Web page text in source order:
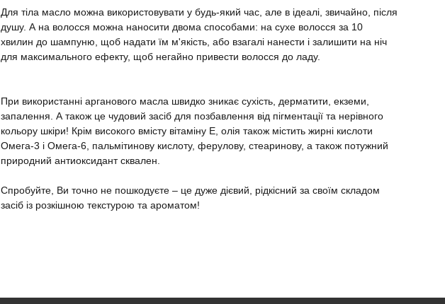
Для тіла масло можна використовувати у будь-який час, але в ідеалі, звичайно, після
душу. А на волосся можна наносити двома способами: на сухе волосся за 10
хвилин до шампуню, щоб надати їм м'якість, або взагалі нанести і залишити на ніч
для максимального ефекту, щоб негайно привести волосся до ладу.
При використанні арганового масла швидко зникає сухість, дерматити, екземи,
запалення. А також це чудовий засіб для позбавлення від пігментації та нерівного
кольору шкіри! Крім високого вмісту вітаміну Е, олія також містить жирні кислоти
Омега-3 і Омега-6, пальмітинову кислоту, ферулову, стеаринову, а також потужний
природний антиоксидант сквален.
Спробуйте, Ви точно не пошкодуєте – це дуже дієвий, рідкісний за своїм складом
засіб із розкішною текстурою та ароматом!